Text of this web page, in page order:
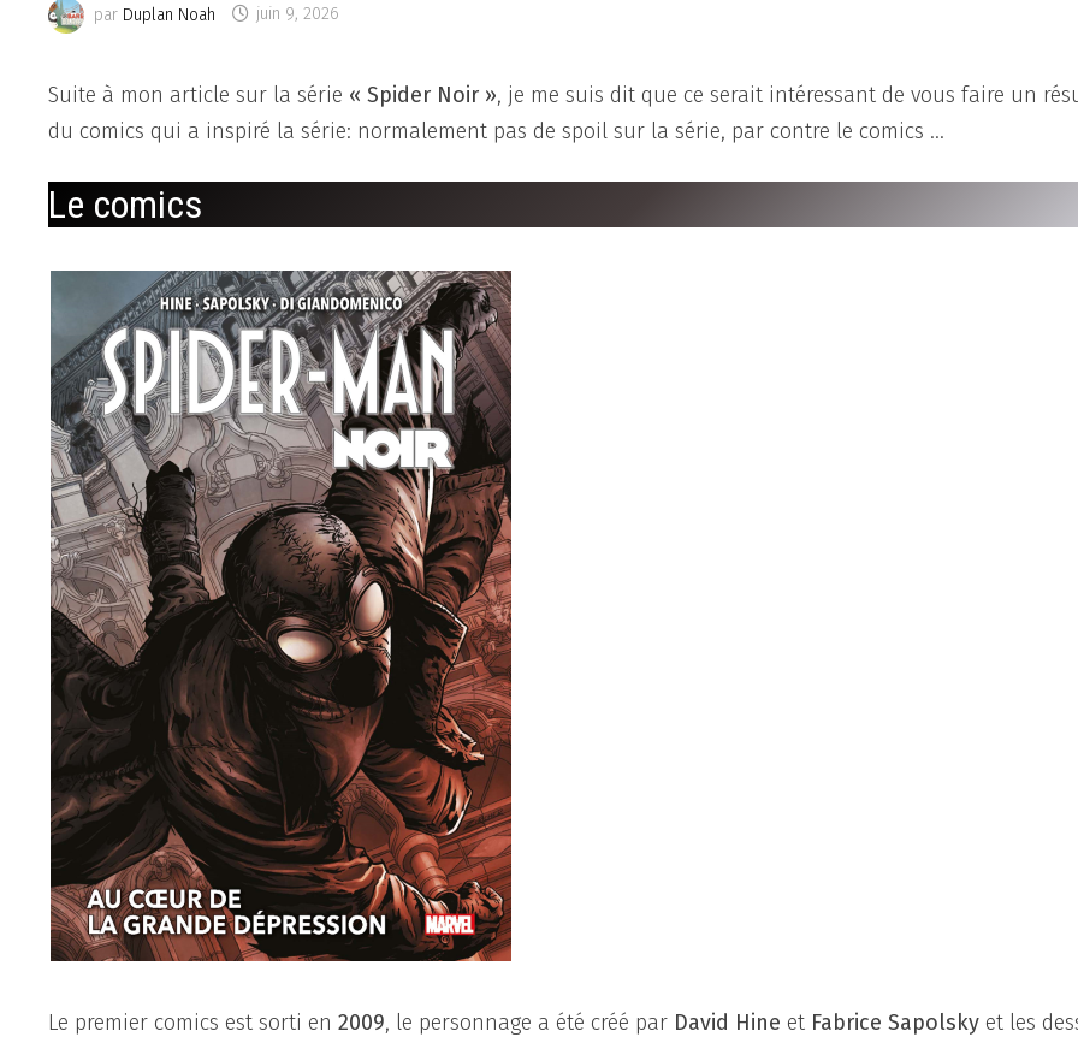
par Duplan Noah juin 9, 2026
Suite à mon article sur la série « Spider Noir », je me suis dit que ce serait intéressant de vous faire un
du comics qui a inspiré la série: normalement pas de spoil sur la série, par contre le comics …
Le comics
Le premier comics est sorti en2009, le personnage a été créé par David Hine et Fabrice Sapolsky et les